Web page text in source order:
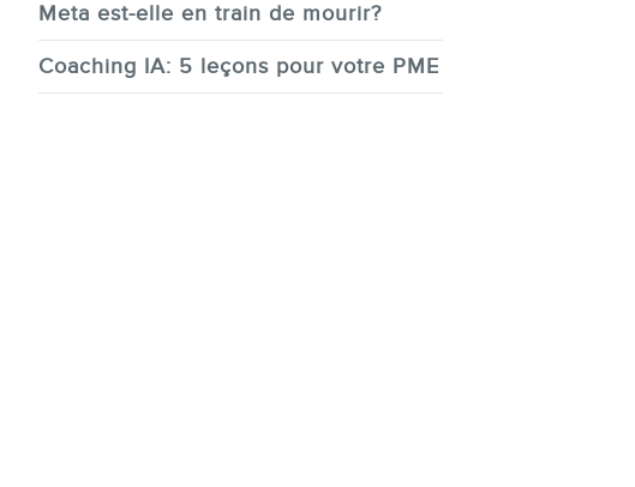
Meta est-elle en train de mourir?
Coaching IA: 5 leçons pour votre PME